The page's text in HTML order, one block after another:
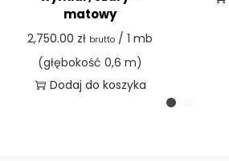
matowy
2,750.00 zł brutto / 1 mb
(głębokość 0,6 m)
Dodaj do koszyka